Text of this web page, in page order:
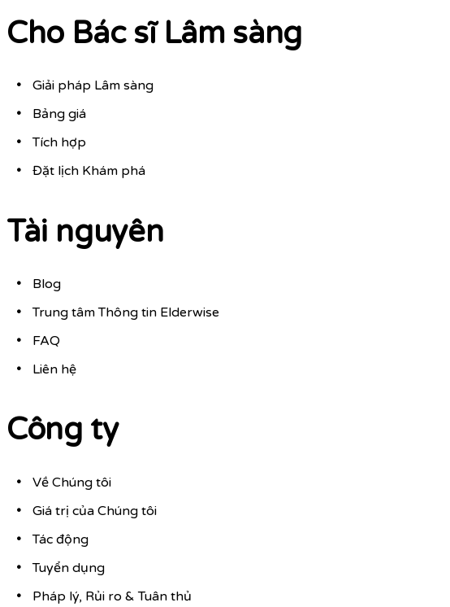
Cho Bác sĩ Lâm sàng
Giải pháp Lâm sàng
Bảng giá
Tích hợp
Đặt lịch Khám phá
Tài nguyên
Blog
Trung tâm Thông tin Elderwise
FAQ
Liên hệ
Công ty
Về Chúng tôi
Giá trị của Chúng tôi
Tác động
Tuyển dụng
Pháp lý, Rủi ro & Tuân thủ